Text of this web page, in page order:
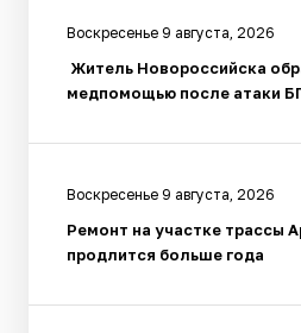
Воскресенье 9 августа, 2026
Житель Новороссийска
медпомощью после атаки
Воскресенье 9 августа, 2026
Ремонт на участке трассы
продлится больше года